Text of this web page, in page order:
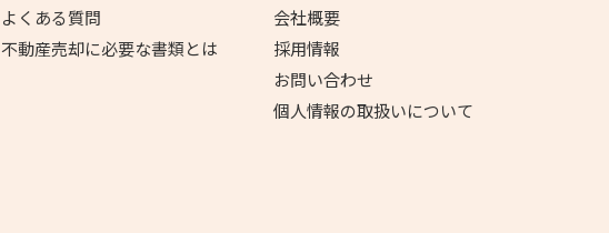
よくある質問
不動産売却に必要な書類とは
会社概要
採用情報
お問い合わせ
個人情報の取扱いについて